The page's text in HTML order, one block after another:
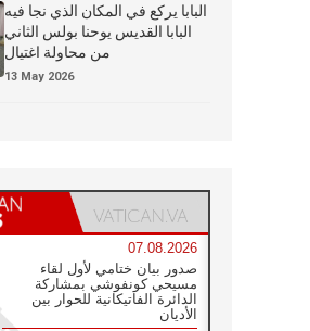
البابا يركع في المكان الذي نجا فيه
البابا القديس يوحنا بولس الثاني
من محاولة اغتيال
13 May 2026
07.08.2026
صدور بيان ختامي لأول لقاء
مسيحي كونفوشي بمشاركة
الدائرة الفاتيكانية للحوار بين
الأديان